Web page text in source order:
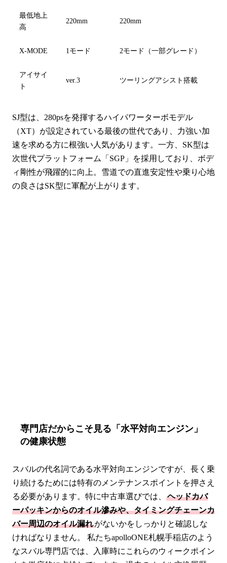
最低地上
高
220mm 220mm
X-MODE 1モード 2モード（一部グレード）
アイサイ
ト
ver.3 ツーリングアシスト搭載
SJ型は、280psを発揮するハイパワーターボモデル
（XT）が設定されている最後の世代であり、力強い加
速を求める方に根強い人気があります。一方、SK型は
次世代プラットフォーム「SGP」を採用しており、ボデ
ィ剛性が飛躍的に向上。雪道での直進安定性や乗り心地
の良さはSK型に軍配が上がります。
専門店だからこそ見る「水平対向エンジン」
の健康状態
スバルの代名詞である水平対向エンジンですが、長く乗
り続けるためには特有のメンテナンスポイントを押さえ
る必要があります。特に中古車選びでは、
ヘッドカバ
ーパッキンからのオイル滲みや、タイミングチェーンカ
バー周辺のオイル漏れがないかをしっかりと確認しな
ければなりません。 私たちapolloONE札幌手稲店のよう
なスバル専門店では、入庫時にこれらのウィークポイン